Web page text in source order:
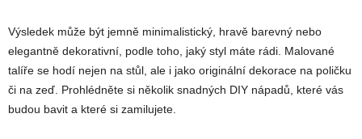
Výsledek může být jemně minimalistický, hravě barevný nebo
elegantně dekorativní, podle toho, jaký styl máte rádi. Malované
talíře se hodí nejen na stůl, ale i jako originální dekorace na poličku
či na zeď. Prohlédněte si několik snadných DIY nápadů, které vás
budou bavit a které si zamilujete.